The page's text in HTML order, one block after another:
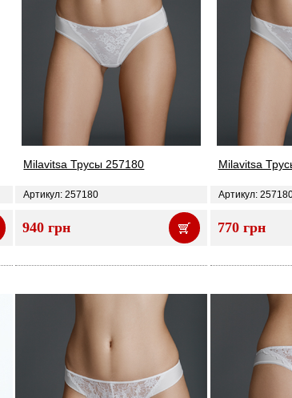
Milavitsa Трусы 257180
Артикул: 257180
940 грн
Milavitsa
Артикул:
770 грн